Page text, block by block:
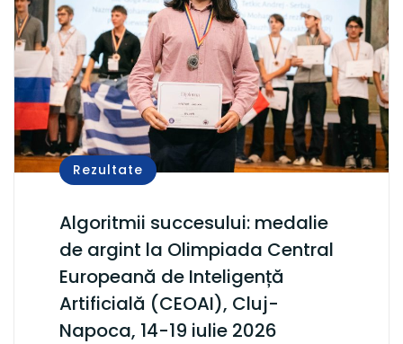
Rezultate
Algoritmii succesului: medalie
de argint la Olimpiada Central
Europeană de Inteligență
Artificială (CEOAI), Cluj-
Napoca, 14-19 iulie 2026